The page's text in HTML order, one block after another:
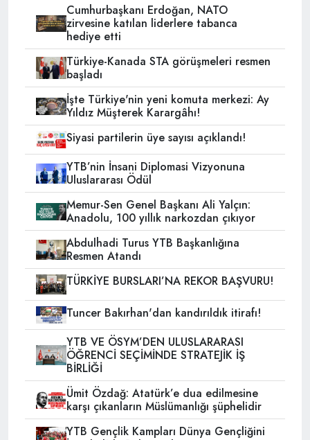
Cumhurbaşkanı Erdoğan, NATO
zirvesine katılan liderlere tabanca
hediye etti
Türkiye-Kanada STA görüşmeleri resmen
başladı
İşte Türkiye'nin yeni komuta merkezi: Ay
Yıldız Müşterek Karargâhı!
Siyasi partilerin üye sayısı açıklandı!
YTB’nin İnsani Diplomasi Vizyonuna
Uluslararası Ödül
Memur-Sen Genel Başkanı Ali Yalçın:
Anadolu, 100 yıllık narkozdan çıkıyor
Abdulhadi Turus YTB Başkanlığına
Resmen Atandı
TÜRKİYE BURSLARI’NA REKOR BAŞVURU!
Tuncer Bakırhan'dan kandırıldık itirafı!
YTB VE ÖSYM’DEN ULUSLARARASI
ÖĞRENCİ SEÇİMİNDE STRATEJİK İŞ
BİRLİĞİ
Ümit Özdağ: Atatürk’e dua edilmesine
karşı çıkanların Müslümanlığı şüphelidir
YTB Gençlik Kampları Dünya Gençliğini